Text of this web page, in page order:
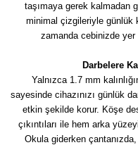
taşımaya gerek kalmadan
minimal çizgileriyle günlük
zamanda cebinizde yer
Darbelere
Yalnızca 1.7 mm
sayesinde cihazınızı günlük
etkin şekilde korur. Köşe
çıkıntıları ile hem arka
Okula giderken